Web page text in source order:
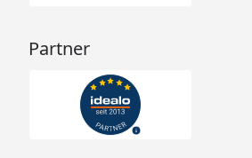
Partner